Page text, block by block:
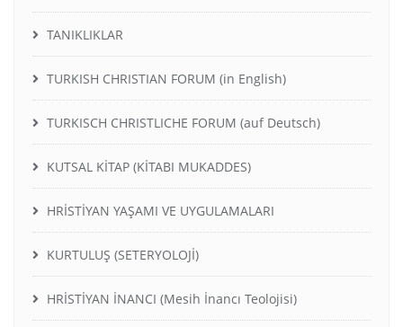
TANIKLIKLAR
TURKISH CHRISTIAN FORUM (in English)
TURKISCH CHRISTLICHE FORUM (auf Deutsch)
KUTSAL KİTAP (KİTABI MUKADDES)
HRİSTİYAN YAŞAMI VE UYGULAMALARI
KURTULUŞ (SETERYOLOJİ)
HRİSTİYAN İNANCI (Mesih İnancı Teolojisi)